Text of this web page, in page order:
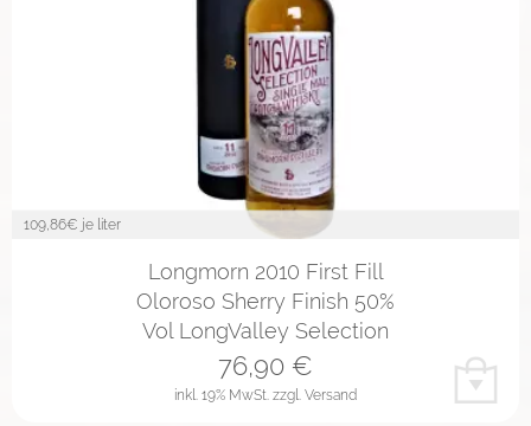
109,86€ je liter
Longmorn 2010 First Fill
Oloroso Sherry Finish 50%
Vol LongValley Selection
inkl. 19% MwSt. zzgl. Versand
76,90 €